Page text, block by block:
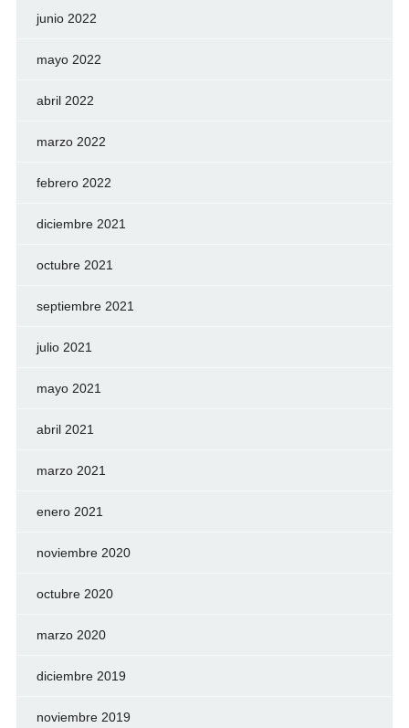
junio 2022
mayo 2022
abril 2022
marzo 2022
febrero 2022
diciembre 2021
octubre 2021
septiembre 2021
julio 2021
mayo 2021
abril 2021
marzo 2021
enero 2021
noviembre 2020
octubre 2020
marzo 2020
diciembre 2019
noviembre 2019